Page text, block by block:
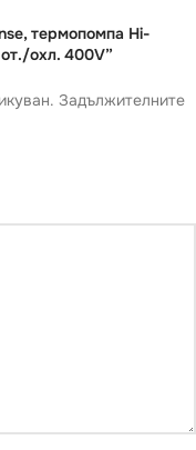
термопомпа Hi-
охл. 400V”
Задължителните